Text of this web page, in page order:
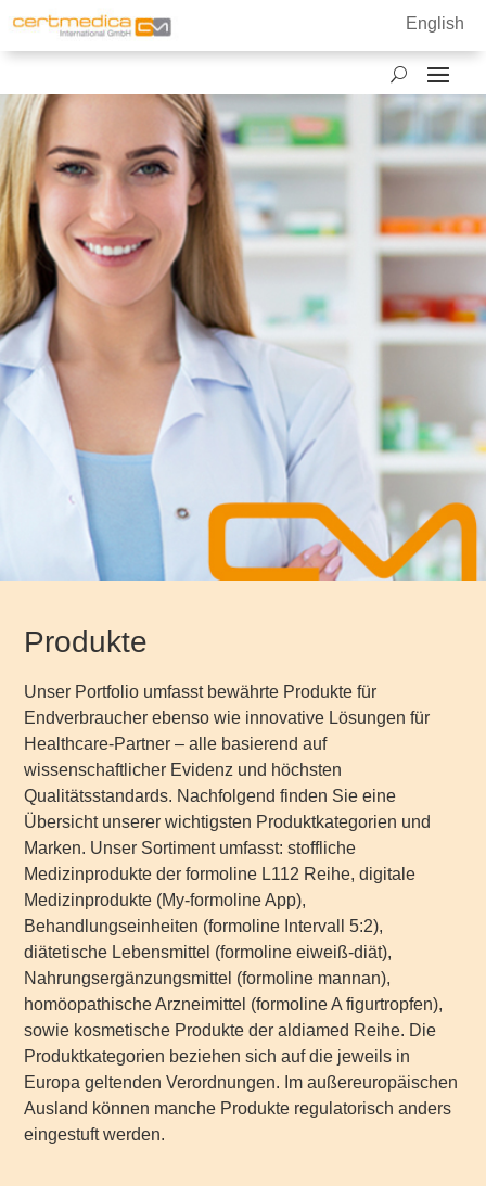
English
Produkte
Unser Portfolio umfasst bewährte Produkte für
Endverbraucher ebenso wie innovative Lösungen für
Healthcare-Partner – alle basierend auf
wissenschaftlicher Evidenz und höchsten
Qualitätsstandards. Nachfolgend finden Sie eine
Übersicht unserer wichtigsten Produktkategorien und
Marken. Unser Sortiment umfasst: stoffliche
Medizinprodukte der formoline L112 Reihe, digitale
Medizinprodukte (My-formoline App),
Behandlungseinheiten (formoline Intervall 5:2),
diätetische Lebensmittel (formoline eiweiß-diät),
Nahrungsergänzungsmittel (formoline mannan),
homöopathische Arzneimittel (formoline A figurtropfen),
sowie kosmetische Produkte der aldiamed Reihe. Die
Produktkategorien beziehen sich auf die jeweils in
Europa geltenden Verordnungen. Im außereuropäischen
Ausland können manche Produkte regulatorisch anders
eingestuft werden.